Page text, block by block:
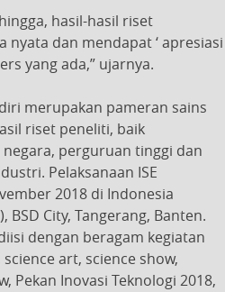
hasil-hasil riset
dan mendapat ‘ apresiasi
yang ada,” ujarnya.
merupakan pameran sains
riset peneliti, baik
perguruan tinggi dan
Pelaksanaan ISE
2018 di Indonesia
BSD City, Tangerang, Banten.
dengan beragam kegiatan
art, science show,
Pekan Inovasi Teknologi 2018,